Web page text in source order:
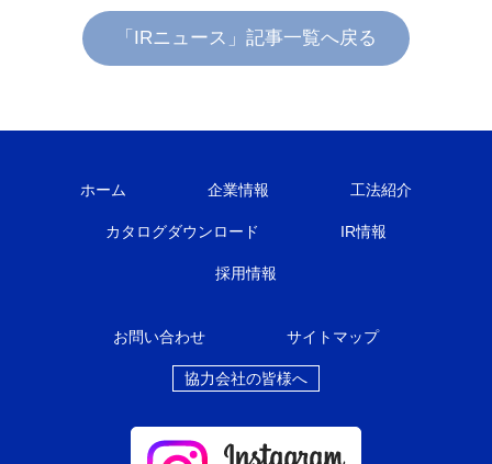
「IRニュース」記事一覧へ戻る
ホーム 企業情報 工法紹介
カタログダウンロード IR情報
採用情報
お問い合わせ サイトマップ
協力会社の皆様へ